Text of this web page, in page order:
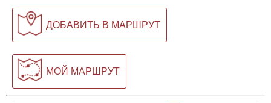
ДОБАВИТЬ В МАРШРУТ
МОЙ МАРШРУТ